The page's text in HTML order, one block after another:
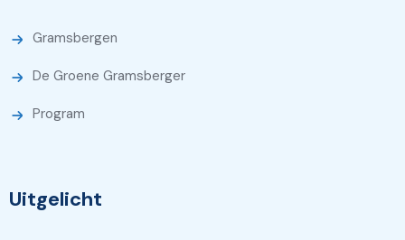
Gramsbergen
De Groene Gramsberger
Program
Uitgelicht